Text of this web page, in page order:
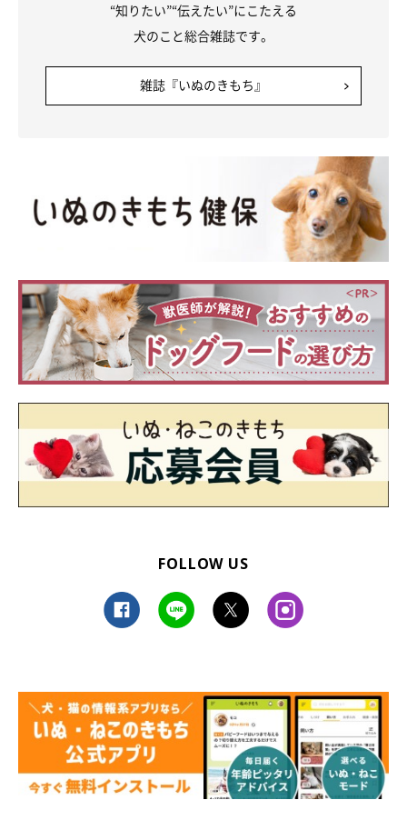
“知りたい”“伝えたい”にこたえる
犬のこと総合雑誌です。
雑誌『いぬのきもち』
FOLLOW US